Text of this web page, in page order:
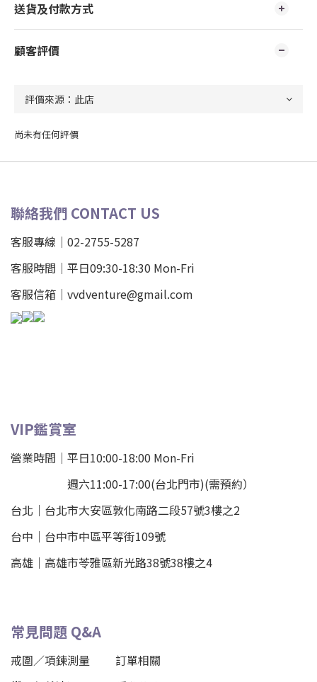
送貨及付款方式
顧客評價
尚未有任何評價
聯絡我們 CONTACT US
客服專線｜02-2755-5287
客服時間｜平日09:30-18:30 Mon-Fri
客服信箱｜vvdventure@gmail.com
VIP鑑賞室
營業時間｜平日10:00-18:00 Mon-Fri
週六11:00-17:00(台北門市)(需預約）
台北 ｜ 台北市大安區敦化南路二段57號3樓之2
台中｜ 台中市中區平等街109號
高雄｜ 高雄市苓雅區新光路38號38樓之4
常見問題 Q&A
戒圍／項鍊測量
訂單相關